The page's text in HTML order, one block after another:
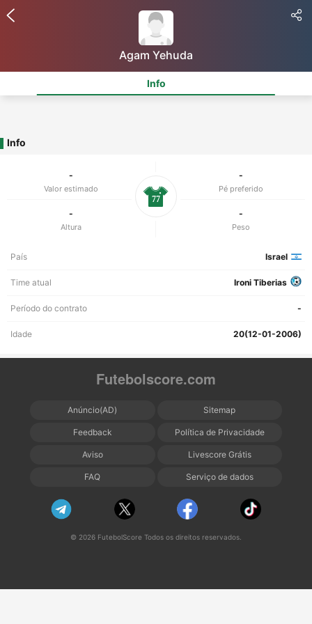
Agam Yehuda
Info
Info
-
Valor estimado
-
Pé preferido
-
Altura
-
Peso
77
País Israel
Time atual Ironi Tiberias
Período do contrato -
Idade 20(12-01-2006)
Futebolscore.com
Anúncio(AD) Sitemap
Feedback Política de Privacidade
Aviso Livescore Grátis
FAQ Serviço de dados
© 2026 FutebolScore Todos os direitos reservados.